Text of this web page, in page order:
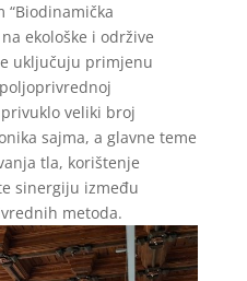
“Biodinamička
ekološke i održive
uključuju primjenu
veliki broj
sajma, a glavne teme
tla, korištenje
sinergiju između
metoda.